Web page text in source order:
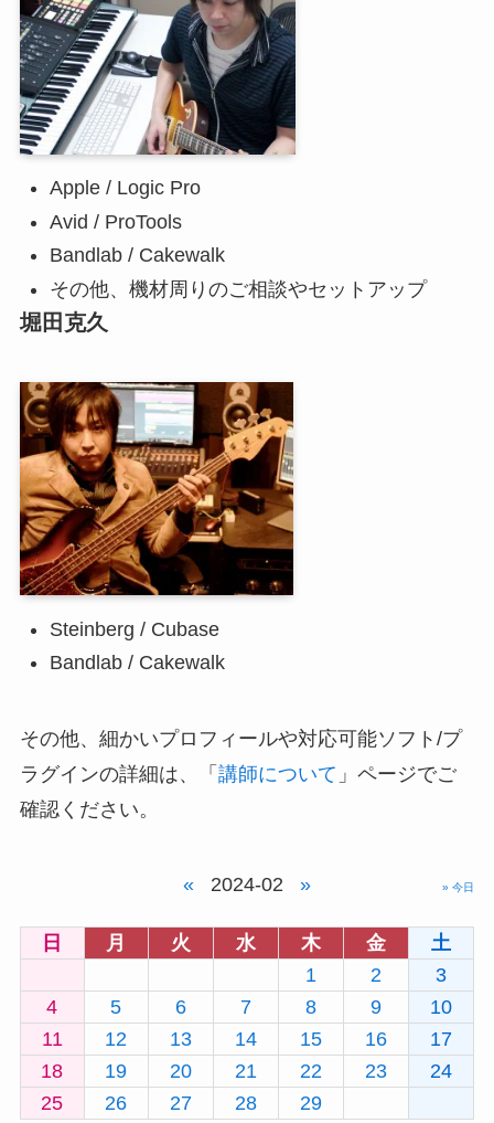
Apple / Logic Pro
Avid / ProTools
Bandlab / Cakewalk
その他、機材周りのご相談やセットアップ
堀田克久
Steinberg / Cubase
Bandlab / Cakewalk
その他、細かいプロフィールや対応可能ソフト/プ
ラグインの詳細は、「 講師について 」ページでご
確認ください。
« 2024-02 » » 今日
日 月 火 水 木 金
土
1
2
3
4
5 6 7 8 9
10
11
12 13 14 15 16
17
18
19 20 21 22 23
24
25
26 27 28 29